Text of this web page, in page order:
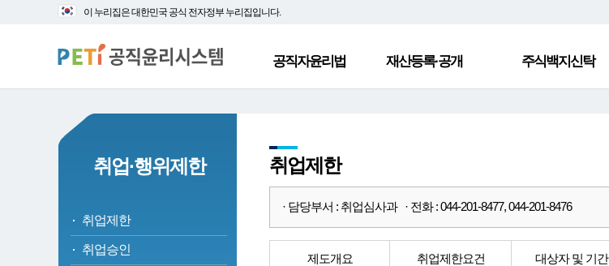
대
바
로
본
로
가
이 누리집은 대한민국 공식 전자정부 누리집입니다.
공직자윤리법 재산등록·공개 주식백지신탁
취업·행위제한
취업제한
취업승인
취업제한
· 담당부서 : 취업심사과 · 전화 : 044-201-8477, 044-201-8476
제도개요 취업제한요건 대상자 및 기간